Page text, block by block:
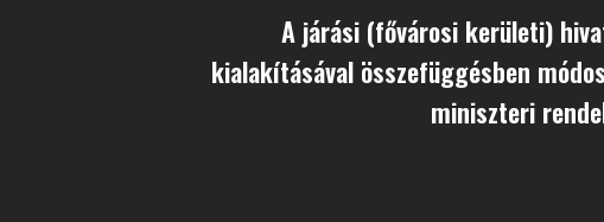
A járási (fővárosi kerületi)
kialakításával összefüggésben
miniszteri